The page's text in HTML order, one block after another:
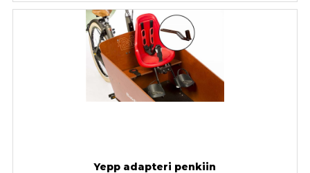
Yepp adapteri penkiin